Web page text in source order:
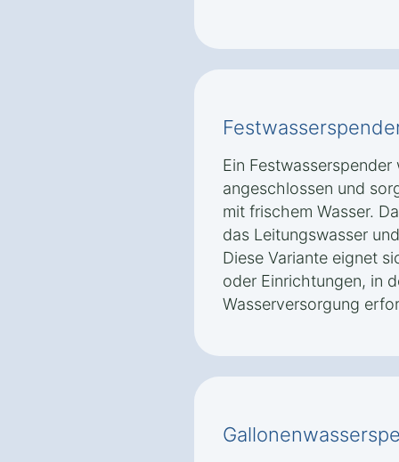
Ein
angeschlossen und
mit frischem Wasser.
das Leitungswasser
Diese Variante eignet
oder Einrichtungen, in
Wasserversorgung